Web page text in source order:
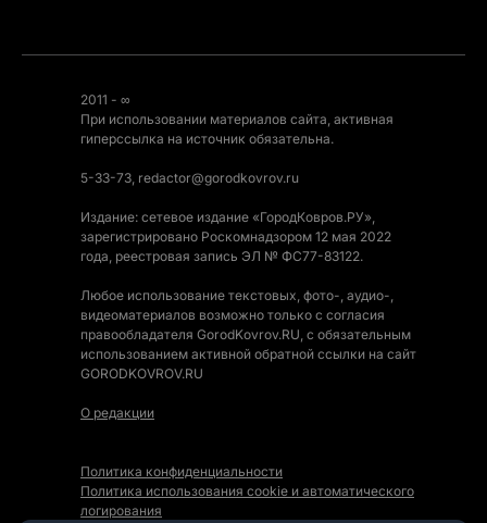
2011 - ∞
При использовании материалов сайта, активная
гиперссылка на источник обязательна.
5-33-73, redactor@gorodkovrov.ru
Издание: сетевое издание «ГородКовров.РУ»,
зарегистрировано Роскомнадзором 12 мая 2022
года, реестровая запись ЭЛ № ФС77-83122.
Любое использование текстовых, фото-, аудио-,
видеоматериалов возможно только с согласия
правообладателя GorodKovrov.RU, с обязательным
использованием активной обратной ссылки на сайт
GORODKOVROV.RU
О редакции
Политика конфиденциальности
Политика использования cookie и автоматического
логирования